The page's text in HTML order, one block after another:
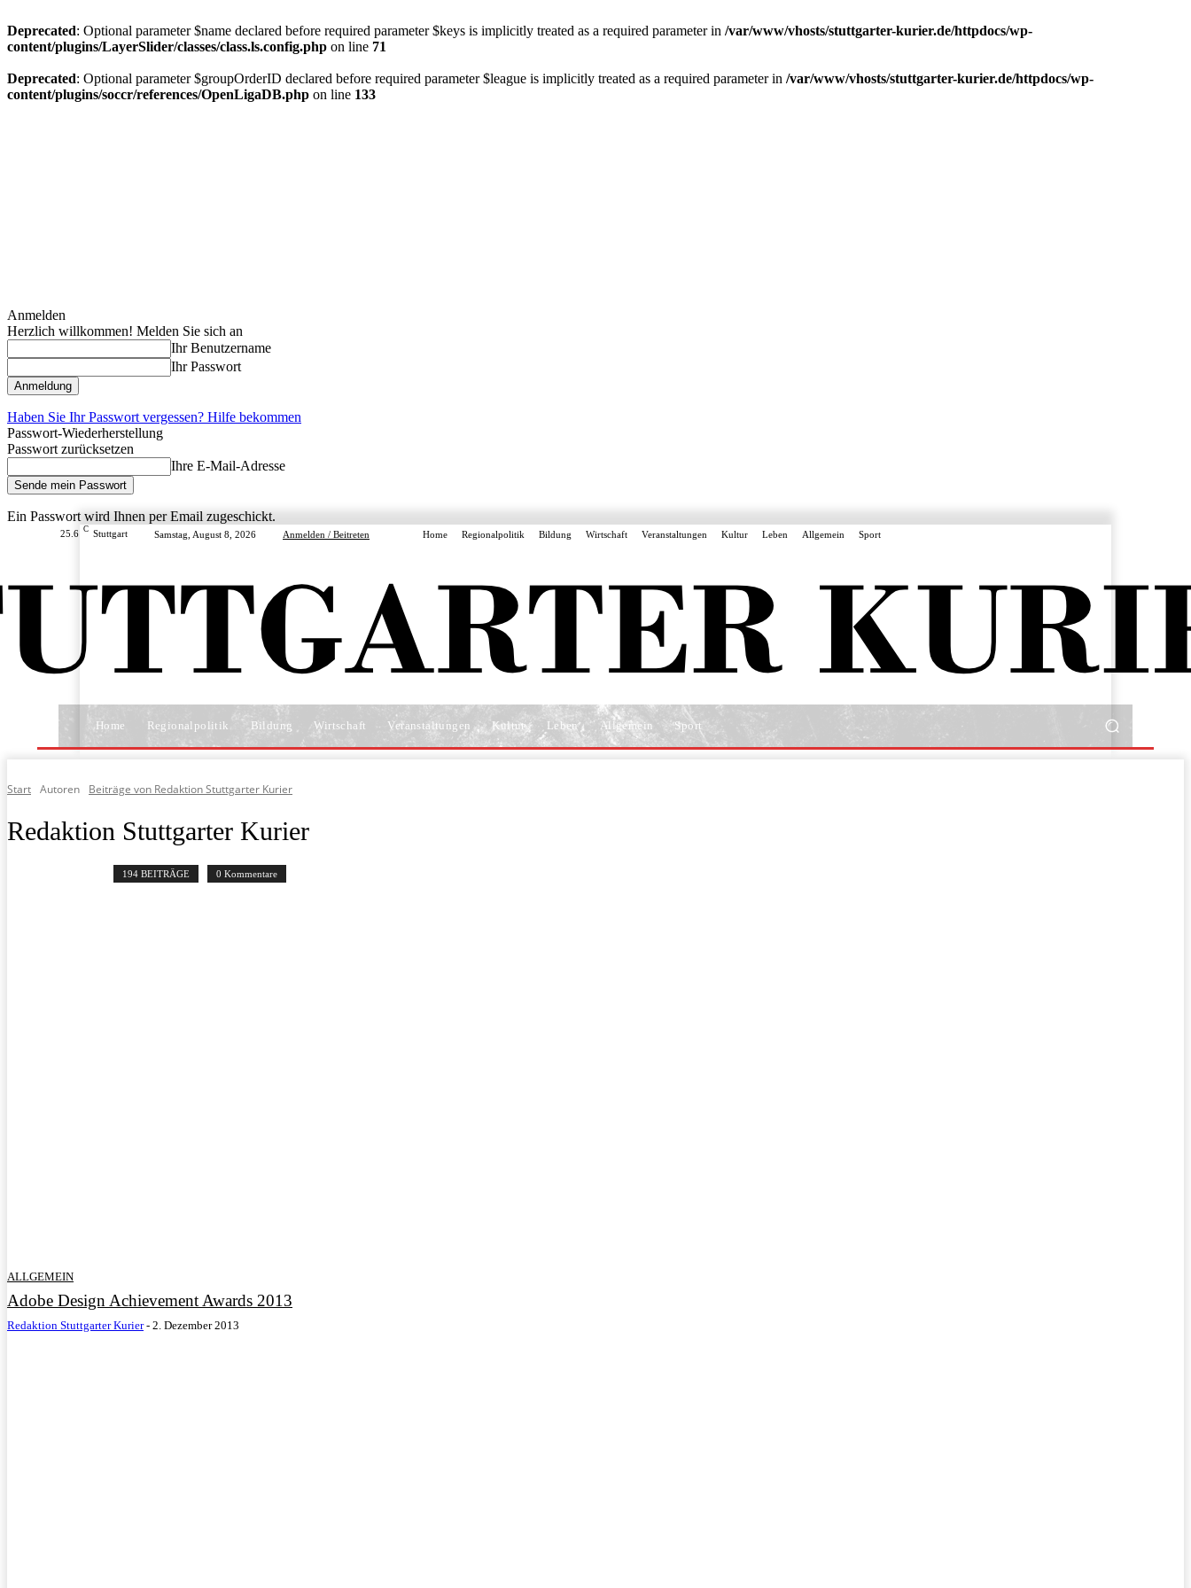
Deprecated: Optional parameter $name declared before required parameter $keys is implicitly treated as a required parameter in /var/www/vhosts/stuttgarter-kurier.de/httpdocs/wp-
content/plugins/LayerSlider/classes/class.ls.config.php on line 71
Deprecated: Optional parameter $groupOrderID declared before required parameter $league is implicitly treated as a required parameter in /var/www/vhosts/stuttgarter-kurier.de/httpdocs/wp-
content/plugins/soccr/references/OpenLigaDB.php on line 133
Anmelden
Herzlich willkommen! Melden Sie sich an
Ihr Benutzername
Ihr Passwort
Haben Sie Ihr Passwort vergessen? Hilfe bekommen
Passwort-Wiederherstellung
Passwort zurücksetzen
Ihre E-Mail-Adresse
Ein Passwort wird Ihnen per Email zugeschickt.
25.6 C Stuttgart Samstag, August 8, 2026 Anmelden / Beitreten Home Regionalpolitik Bildung Wirtschaft Veranstaltungen Kultur Leben Allgemein Sport
Home Regionalpolitik Bildung Wirtschaft Veranstaltungen Kultur Leben Allgemein Sport
Start Autoren Beiträge von Redaktion Stuttgarter Kurier
Redaktion Stuttgarter Kurier
194 BEITRÄGE 0 Kommentare
ALLGEMEIN
Adobe Design Achievement Awards 2013
Redaktion Stuttgarter Kurier - 2. Dezember 2013